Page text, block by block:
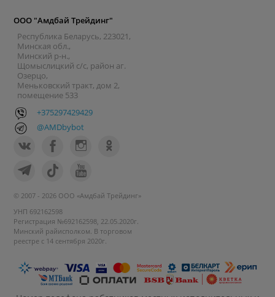
ООО "Амдбай Трейдинг"
Республика Беларусь, 223021,
Минская обл.,
Минский р-н.,
Щомыслицкий с/с, район аг.
Озерцо,
Меньковский тракт, дом 2,
помещение 533
+375297429429
@AMDbybot
© 2007 - 2026 ООО «Амдбай Трейдинг»
УНП 692162598
Регистрация №692162598, 22.05.2020г.
Минский райисполком. В торговом
реестре с 14 сентября 2020г.